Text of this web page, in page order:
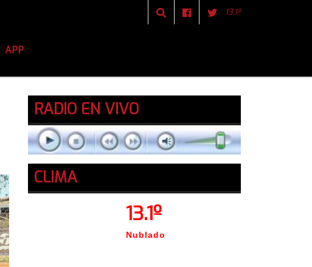
13.1º
APP
RADIO EN VIVO
CLIMA
13.1º
Nublado